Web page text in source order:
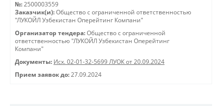
№: 2500003559
Заказчик(и): Общество с ограниченной ответственностью
"ЛУКОЙЛ Узбекистан Оперейтинг Компани"
Организатор тендера: Общество с ограниченной
ответственностью "ЛУКОЙЛ Узбекистан Оперейтинг
Компани"
Документы: Исх. 02-01-32-5699 ЛУОК от 20.09.2024
Прием заявок до: 27.09.2024